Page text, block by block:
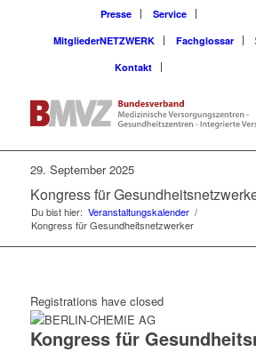
Presse
Service
MitgliederNETZWERK
Fachglossar
Kontakt
29. September 2025
Kongress für
Du bist hier: Veranstaltungskalender /
Kongress für Gesundheitsnetzwerker
Registrations have closed
Kongress für